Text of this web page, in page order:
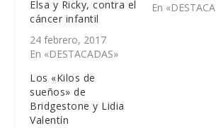
Elsa y Ricky, contra el
cáncer infantil
24 febrero, 2017
En «DESTACADAS»
En
Los «Kilos de
sueños» de
Bridgestone y Lidia
Valentín